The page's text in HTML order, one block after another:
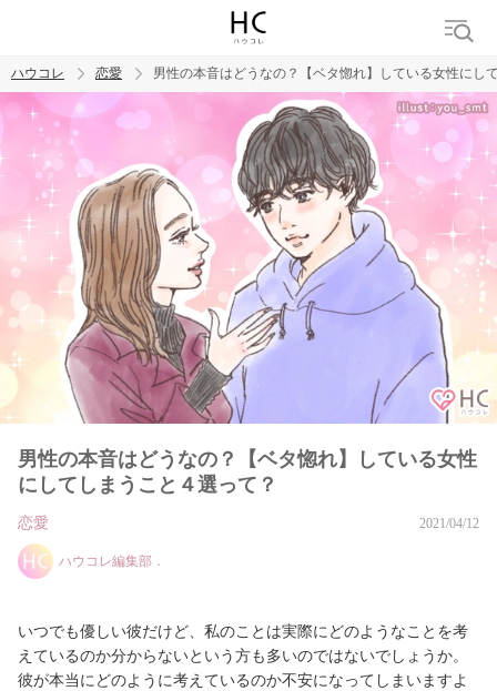
トレンド ワード
恋愛
ハウコレ 恋愛 男性の本音はどうなの？【ベタ惚れ】している女性にし
男性の本音はどうなの？【ベタ惚れ】している女性
にしてしまうこと４選って？
恋愛 2021/04/12
ハウコレ編集部．
いつでも優しい彼だけど、私のことは実際にどのようなことを考
えているのか分からないという方も多いのではないでしょうか。
彼が本当にどのように考えているのか不安になってしまいますよ